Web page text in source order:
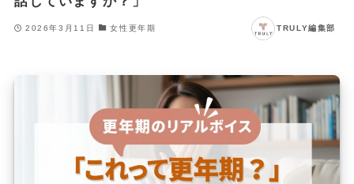
2026年3月11日 女性更年期 TRULY編集部